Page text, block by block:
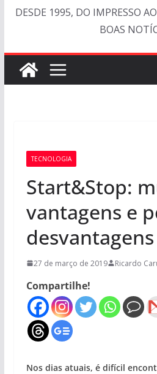
DESDE 1995, DO IMPRESSO
BOAS
TECNOLOGIA
Start&Stop:
vantagens e
desvantagens
27 de março de 2019 Ricardo
Compartilhe!
Nos dias atuais, é difícil